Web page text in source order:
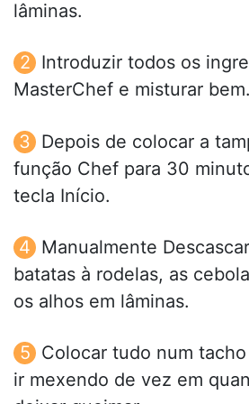
lâminas.
Introduzir todos os
MasterChef e misturar bem.
Depois de colocar a
função Chef para 30
tecla Início.
Manualmente
batatas à rodelas, as
os alhos em lâminas.
Colocar tudo num
ir mexendo de vez em